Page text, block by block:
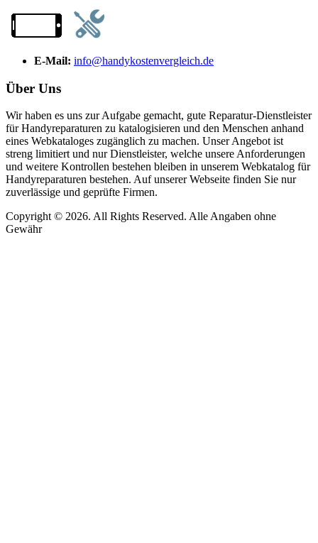
E-Mail: info@handykostenvergleich.de
Über Uns
Wir haben es uns zur Aufgabe gemacht, gute Reparatur-Dienstleister
für Handyreparaturen zu katalogisieren und den Menschen anhand
eines Webkataloges zugänglich zu machen. Unser Angebot ist
streng limitiert und nur Dienstleister, welche unsere Anforderungen
und weitere Kontrollen bestehen bleiben in unserem Webkatalog für
Handyreparaturen bestehen. Auf unserer Webseite finden Sie nur
zuverlässige und geprüfte Firmen.
Copyright © 2026. All Rights Reserved. Alle Angaben ohne
Gewähr